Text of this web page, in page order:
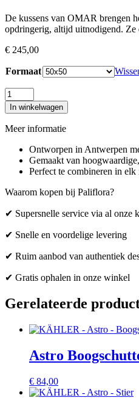
De kussens van OMAR brengen
opdringerig, altijd uitnodigend. Ze
€ 245,00
Formaat
David
Moss
Pillow
-
aantal
In winkelwagen
Meer informatie
Ontworpen in Antwerpen
Gemaakt van
Perfect te combineren in elk
Waarom kopen bij Paliflora?
✔ Supersnelle service via al onze
✔ Snelle en voordelige levering
✔ Ruim aanbod van authentiek
✔ Gratis ophalen in onze winkel
Gerelateerde
Astro
€ 84,00